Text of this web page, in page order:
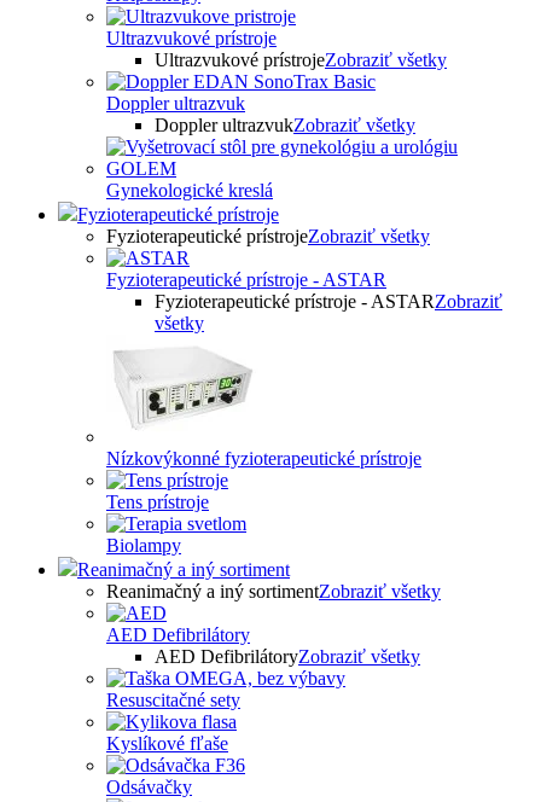
Ultrazvukové prístroje
Ultrazvukové prístrojeZobraziť všetky
Doppler ultrazvuk
Doppler ultrazvukZobraziť všetky
Gynekologické kreslá
Fyzioterapeutické prístroje
Fyzioterapeutické prístrojeZobraziť všetky
Fyzioterapeutické prístroje - ASTAR
Fyzioterapeutické prístroje - ASTARZobraziť
všetky
Nízkovýkonné fyzioterapeutické prístroje
Tens prístroje
Biolampy
Reanimačný a iný sortiment
Reanimačný a iný sortimentZobraziť všetky
AED Defibrilátory
AED DefibrilátoryZobraziť všetky
Resuscitačné sety
Kyslíkové fľaše
Odsávačky